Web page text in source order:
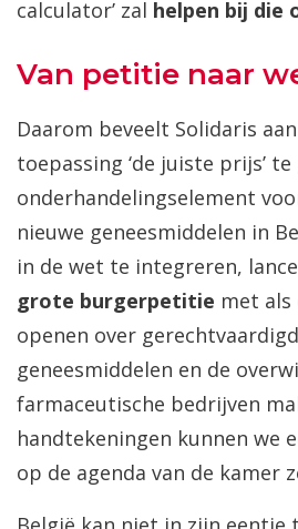
calculator’ zal helpen bij die
Van petitie naar
Daarom beveelt Solidaris
toepassing ‘de juiste prijs’
onderhandelingselement
nieuwe geneesmiddelen in
in de wet te integreren,
grote burgerpetitie met
openen over
geneesmiddelen en de
farmaceutische bedrijven
handtekeningen kunnen we
op de agenda van de kamer